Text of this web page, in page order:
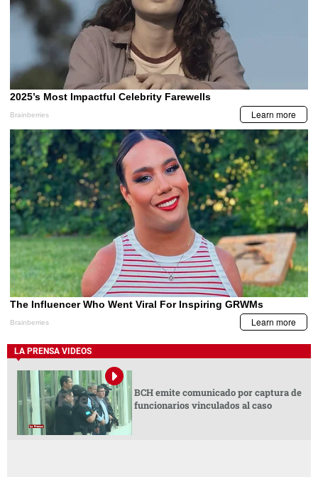
LA PRENSA VIDEOS
BCH emite comunicado por captura de
funcionarios vinculados al caso